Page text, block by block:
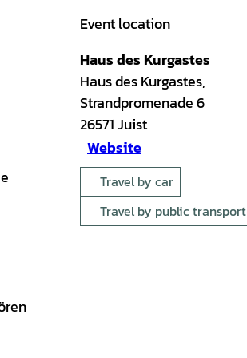
Event location
Haus des Kurgastes
Haus des Kurgastes,
Strandpromenade 6
26571Juist
Website
Travel by car
Travel by public transport